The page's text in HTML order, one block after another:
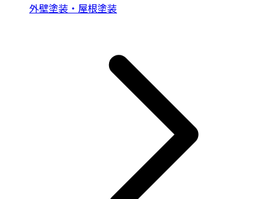
外壁塗装・屋根塗装